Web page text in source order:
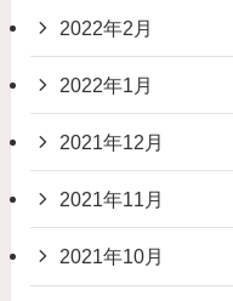
2022年2月
2022年1月
2021年12月
2021年11月
2021年10月